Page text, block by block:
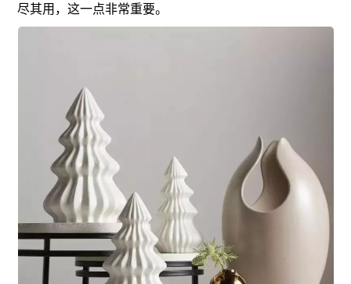
尽其用，这一点非常重要。